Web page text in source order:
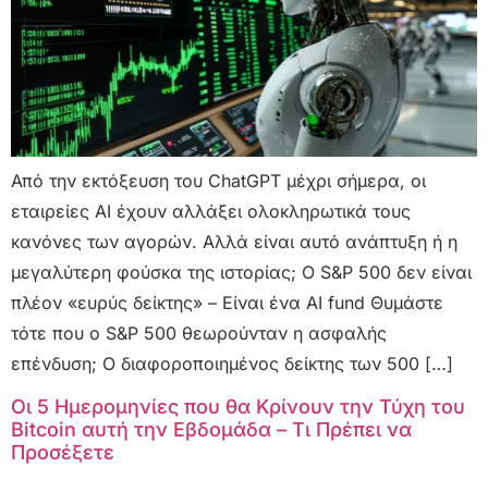
Από την εκτόξευση του ChatGPT μέχρι σήμερα, οι
εταιρείες AI έχουν αλλάξει ολοκληρωτικά τους
κανόνες των αγορών. Αλλά είναι αυτό ανάπτυξη ή η
μεγαλύτερη φούσκα της ιστορίας; Ο S&P 500 δεν είναι
πλέον «ευρύς δείκτης» – Είναι ένα AI fund Θυμάστε
τότε που ο S&P 500 θεωρούνταν η ασφαλής
επένδυση; Ο διαφοροποιημένος δείκτης των 500 […]
Οι 5 Ημερομηνίες που θα Κρίνουν την Τύχη του
Bitcoin αυτή την Εβδομάδα – Τι Πρέπει να
Προσέξετε